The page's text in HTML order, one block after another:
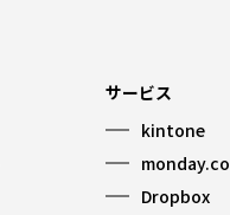
サービス
kintone
Dropbox